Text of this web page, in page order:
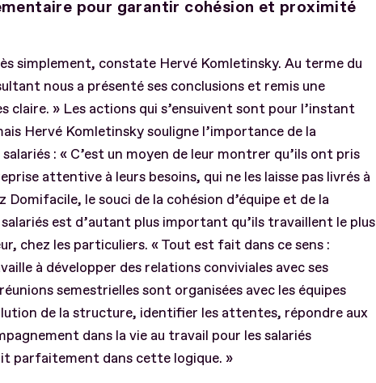
pour garantir cohésion et proximité
simplement, constate Hervé Komletinsky. Au terme du
nous a présenté ses conclusions et remis une
claire. » Les actions qui s’ensuivent sont pour l’instant
Hervé Komletinsky souligne l’importance de la
: « C’est un moyen de leur montrer qu’ils ont pris
attentive à leurs besoins, qui ne les laisse pas livrés à
Domifacile, le souci de la cohésion d’équipe et de la
est d’autant plus important qu’ils travaillent le plus
chez les particuliers. « Tout est fait dans ce sens :
à développer des relations conviviales avec ses
semestrielles sont organisées avec les équipes
de la structure, identifier les attentes, répondre aux
dans la vie au travail pour les salariés
parfaitement dans cette logique. »